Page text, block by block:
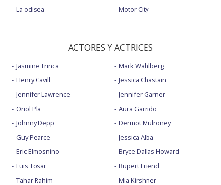
La odisea
Motor City
ACTORES Y ACTRICES
Jasmine Trinca
Henry Cavill
Jennifer Lawrence
Oriol Pla
Johnny Depp
Guy Pearce
Eric Elmosnino
Luis Tosar
Tahar Rahim
Mark Wahlberg
Jessica Chastain
Jennifer Garner
Aura Garrido
Dermot Mulroney
Jessica Alba
Bryce Dallas Howard
Rupert Friend
Mia Kirshner